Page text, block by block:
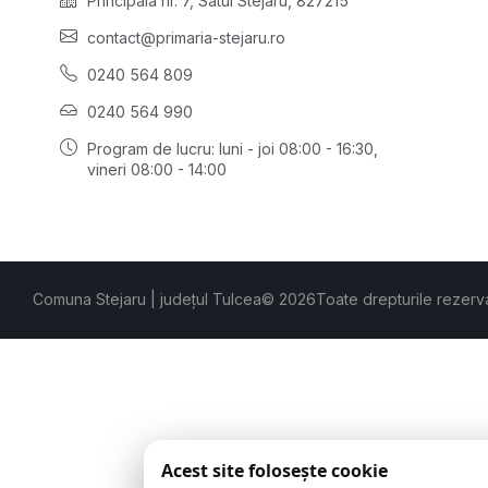
contact@primaria-stejaru.ro
0240 564 809
0240 564 990
Program de lucru: luni - joi 08:00 - 16:30,
vineri 08:00 - 14:00
Comuna Stejaru | județul Tulcea© 2026Toate drepturile
Acest site folosește cookie